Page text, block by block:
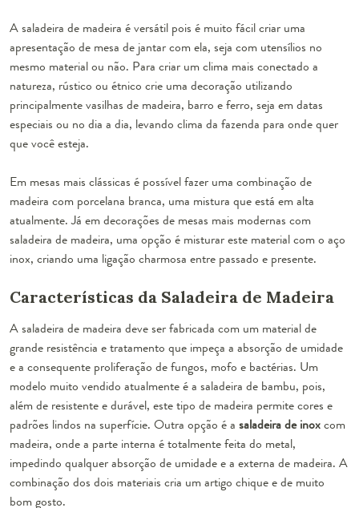
A saladeira de madeira é versátil pois é muito fácil criar uma
apresentação de mesa de jantar com ela, seja com utensílios no
mesmo material ou não. Para criar um clima mais conectado a
natureza, rústico ou étnico crie uma decoração utilizando
principalmente vasilhas de madeira, barro e ferro, seja em datas
especiais ou no dia a dia, levando clima da fazenda para onde quer
que você esteja.
Em mesas mais clássicas é possível fazer uma combinação de
madeira com porcelana branca, uma mistura que está em alta
atualmente. Já em decorações de mesas mais modernas com
saladeira de madeira, uma opção é misturar este material com o aço
inox, criando uma ligação charmosa entre passado e presente.
Características da Saladeira de Madeira
A saladeira de madeira deve ser fabricada com um material de
grande resistência e tratamento que impeça a absorção de umidade
e a consequente proliferação de fungos, mofo e bactérias. Um
modelo muito vendido atualmente é a saladeira de bambu, pois,
além de resistente e durável, este tipo de madeira permite cores e
padrões lindos na superfície. Outra opção é a saladeira de inoxcom
madeira, onde a parte interna é totalmente feita do metal,
impedindo qualquer absorção de umidade e a externa de madeira. A
combinação dos dois materiais cria um artigo chique e de muito
bom gosto.